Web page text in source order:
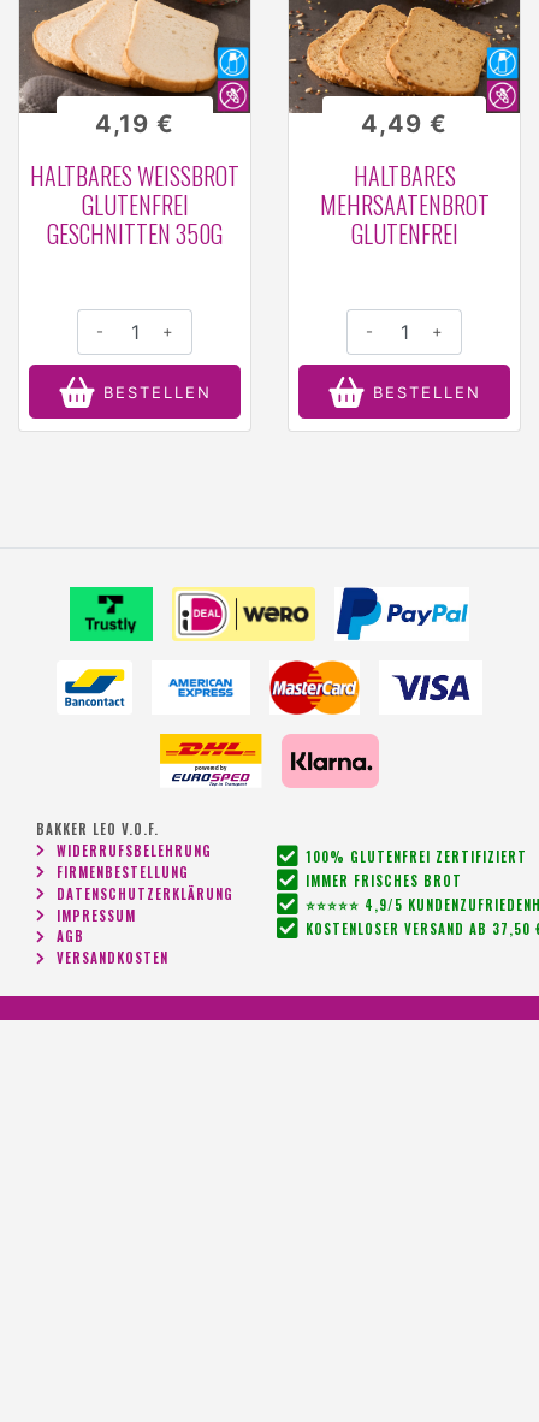
HALTBARES WEISSBROT G
LUTENFREI G
ESCHNITTEN 350G
4,19 €
- +
BESTELLEN
HALTBARES
MEHRSAATENBROT
GLUTENFREI
4,49 €
- +
BESTELLEN
BAKKER LEO V.O.F.
WIDERRUFSBELEHRUNG
FIRMENBESTELLUNG
DATENSCHUTZERKLÄRUNG
IMPRESSUM
AGB
VERSANDKOSTEN
100% GLUTENFREI ZERTIFIZIERT
IMMER FRISCHES BROT
⭐⭐⭐⭐⭐ 4,9/5
KOSTENLOSER VERSAND AB 37,50